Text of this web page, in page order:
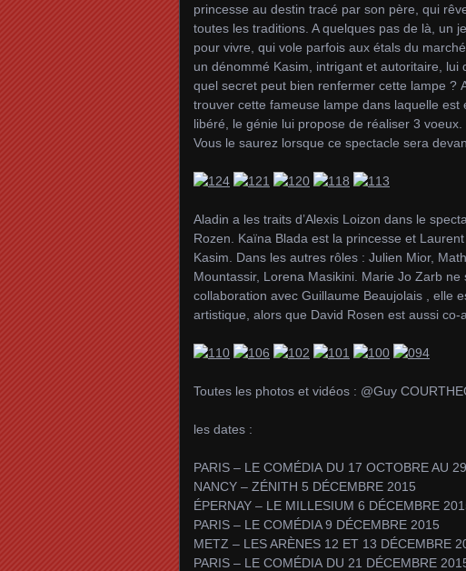
princesse au destin tracé par son père, qui
toutes les traditions. A quelques pas de là, un
pour vivre, qui vole parfois aux étals du
un dénommé Kasim, intrigant et autoritaire,
quel secret peut bien renfermer cette lampe ?
trouver cette fameuse lampe dans laquelle
libéré, le génie lui propose de réaliser 3
Vous le saurez lorsque ce spectacle sera
Aladin a les traits d’Alexis Loizon dans le
Rozen. Kaïna Blada est la princesse et
Kasim. Dans les autres rôles : Julien Mior,
Mountassir, Lorena Masikini. Marie Jo Zarb
collaboration avec Guillaume Beaujolais , elle
artistique, alors que David Rosen est aussi co-
Toutes les photos et vidéos : @Guy
les dates :
PARIS – LE COMÉDIA DU 17 OCTOBRE AU
NANCY – ZÉNITH 5 DÉCEMBRE 2015
ÉPERNAY – LE MILLESIUM 6 DÉCEMBRE
PARIS – LE COMÉDIA 9 DÉCEMBRE 2015
METZ – LES ARÈNES 12 ET 13 DÉCEMBRE
PARIS – LE COMÉDIA DU 21 DÉCEMBRE